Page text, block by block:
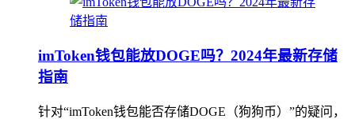
imToken钱包能放DOGE吗？2024年最新存储
指南
针对“imToken钱包能否存储DOGE（狗狗币）”的疑问，